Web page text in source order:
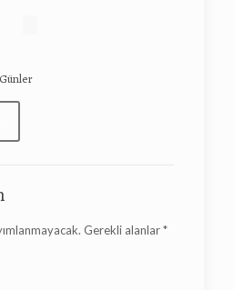
Gerekli alanlar*